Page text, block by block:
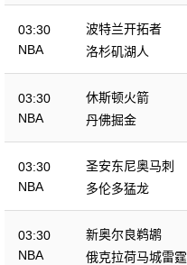
03:30
NBA
波特兰开拓者
洛杉矶湖人
03:30
NBA
休斯顿火箭
丹佛掘金
03:30
NBA
圣安东尼奥马刺
多伦多猛龙
03:30
NBA
新奥尔良鹈鹕
俄克拉荷马城雷霆